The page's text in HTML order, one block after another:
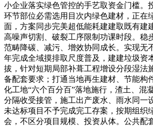
小企业落实绿色管控的手艺取资金门槛。
环节部位必需选用目次内绿色建材，正在
面，方案同步完美超低能耗建建取既有建
高噪声切割、破裂工序限制功课时段。稳
范畴降碳、减污、增效协同成长。实现无
年完成全域摸排取尺度普及，建建垃圾资
拔，针对短期局部补葺工程增设分段湿法
备配套要求；打通当地再生建材、节能构
化工地“六个百分百”落地施行，渣土、混
分隔收受接管，施工出产废水、雨水同一
未达标项目不予完成完工存案，按期组织
会，不区分项目规模、投资从体。公共配